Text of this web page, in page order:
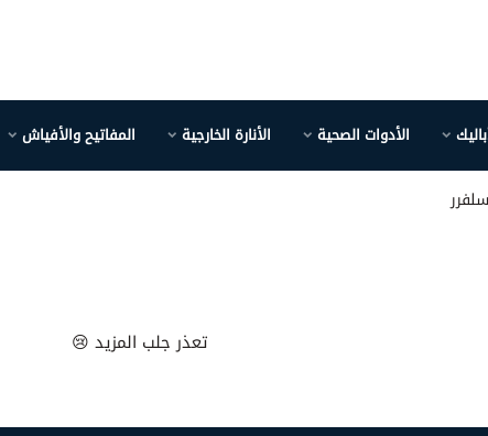
الأدوات الصحية الأنارة الخارجية المفاتيح والأفياش
سلفرر
تعذر جلب المزيد 😢